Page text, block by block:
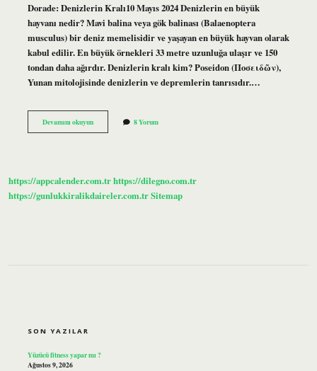
Dorade: Denizlerin Kralı10 Mayıs 2024 Denizlerin en büyük
hayvanı nedir? Mavi balina veya gök balinası (Balaenoptera
musculus) bir deniz memelisidir ve yaşayan en büyük hayvan olarak
kabul edilir. En büyük örnekleri 33 metre uzunluğa ulaşır ve 150
tondan daha ağırdır. Denizlerin kralı kim? Poseidon (Ποσειδῶν),
Yunan mitolojisinde denizlerin ve depremlerin tanrısıdır.…
Devamını okuyunDenizlerin
Kralı
8 Yorum
https://appcalender.com.trhttps://dilegno.com.tr
https://gunlukkiralikdaireler.com.trSitemap
SON YAZILAR
Yüzücü fitness yapar mı ?
Ağustos 9, 2026